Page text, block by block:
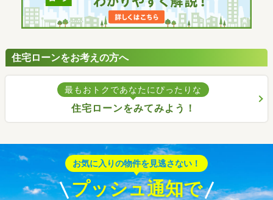
住宅ローンをお考えの方へ
最もおトクであなたにぴったりな
住宅ローンをみてみよう！
お気に入りの物件を見逃さない！
プッシュ通知で